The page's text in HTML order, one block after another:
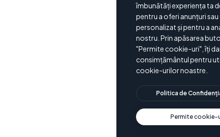
îmbunătăți experiența ta
pentru a oferi anunțuri
personalizat și pentru a
nostru. Prin apăsarea
"Permite cookie-uri", îți
consimțământul pentru
cookie-urilor noastre.
Politica de
Permite cookie-